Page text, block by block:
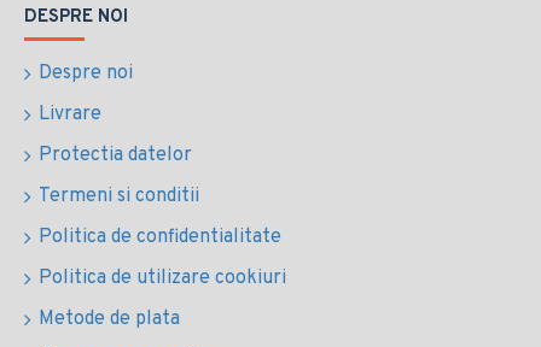
DESPRE NOI
Despre noi
Livrare
Protectia datelor
Termeni si conditii
Politica de confidentialitate
Politica de utilizare cookiuri
Metode de plata